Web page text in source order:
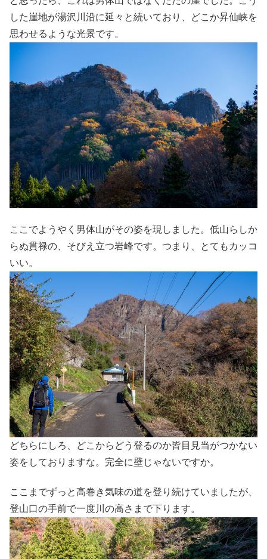
した崖地が湯沢川沿に延々と続いており、どこか昇仙峡を
思わせるような光景です。
ここでようやく男体山がその姿を現しました。低山らしか
らぬ貫禄の、そびえ立つ岩峰です。つまり、とてもカッコ
いい。
どちらにしろ、どこからどう登るのか皆目見当がつかない
姿をしておりますな。完全に壁じゃないですか。
ここまでずっと高巻き気味の道を登り続けていましたが、
登山口の手前で一度川の高さまで下ります。